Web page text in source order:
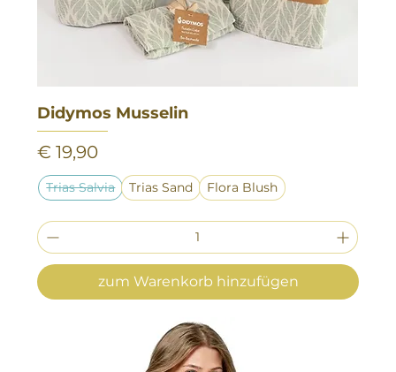
Didymos Musselin
Preis
€ 19,90
Trias Salvia Trias Sand Flora Blush
zum Warenkorb hinzufügen